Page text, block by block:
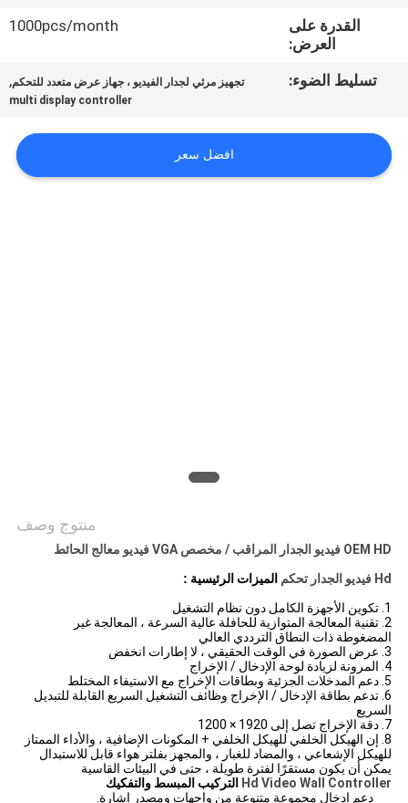
أخبار
اطلب
اقتباس
القدرة على
العرض:
1000pcs/month
تسليط الضوء: تجهيز مرئي لجدار الفيديو ، جهاز عرض متعدد للتحكم,
multi display controller
افضل سعر
منتوج وصف
OEM HD فيديو الجدار المراقب / مخصص VGA فيديو معالج الحائط
Hd فيديو الجدار تحكم
الميزات الرئيسية :
1. تكوين الأجهزة الكامل دون نظام التشغيل
2. تقنية المعالجة المتوازية للحافلة عالية السرعة ، المعالجة غير
المضغوطة ذات النطاق الترددي العالي
3. عرض الصورة في الوقت الحقيقي ، لا إطارات انخفض
4. المرونة لزيادة لوحة الإدخال / الإخراج
5. دعم المدخلات الجزئية وبطاقات الإخراج مع الاستيفاء المختلط
6. تدعم بطاقة الإدخال / الإخراج وظائف التشغيل السريع القابلة للتبديل
السريع
7. دقة الإخراج تصل إلى 1920 × 1200
8. إن الهيكل الخلفي للهيكل الخلفي + المكونات الإضافية ، والأداء الممتاز
للهيكل الإشعاعي ، والمضاد للغبار ، والمجهز بفلتر هواء قابل للاستبدال
يمكن أن يكون مستقرًا لفترة طويلة ، حتى في البيئات القاسية
Hd Video Wall Controller
التركيب المبسط والتفكيك
دعم إدخال مجموعة متنوعة من واجهات ومصدر إشارة.